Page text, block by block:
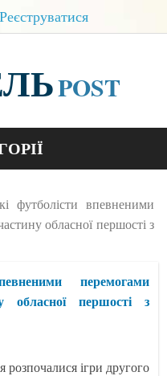
POST
футболісти впевненими
обласної першості з
перемогами
обласної першості з
розпочалися ігри другого